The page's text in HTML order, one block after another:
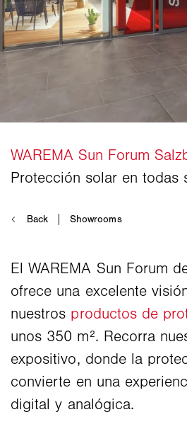
El WAREMA Sun Forum
ofrece una excelente
nuestros productos de
unos 350 m². Recorra
expositivo, donde la
convierte en una
digital y analógica.